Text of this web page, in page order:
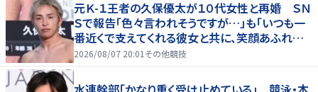
元Ｋ-１王者の久保優太が１０代女性と再婚 ＳＮ
Ｓで報告「色々言われそうですが…」も「いつも一
番近くで支えてくれる彼女と共に、笑顔あふれる
家庭を築いていきたい」
2026/08/07 20:01 その他競技